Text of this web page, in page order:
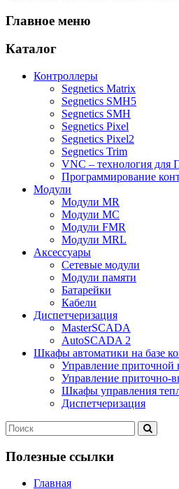
Главное меню
Каталог
Контроллеры
Segnetics Matrix
Segnetics SMH5
Segnetics SMH
Segnetics Pixel
Segnetics Pixel2
Segnetics Trim
VNC – технология для
Программирование
Модули
Модули MR
Модули MC
Модули FMR
Модули MRL
Аксеcсуары
Сетевые модули
Модули памяти
Батарейки
Кабели
Диспетчеризация
MasterSCADA
AutoSCADA 2
Шкафы автоматики на базе
Управление приточной
Управление приточно-
Шкафы управления
Диспетчеризация
Полезные ссылки
Главная